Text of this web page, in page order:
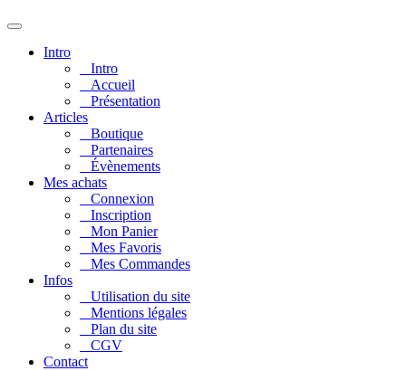
Intro
Intro
Accueil
Présentation
Articles
Boutique
Partenaires
Évènements
Mes achats
Connexion
Inscription
Mon Panier
Mes Favoris
Mes Commandes
Infos
Utilisation du site
Mentions légales
Plan du site
CGV
Contact